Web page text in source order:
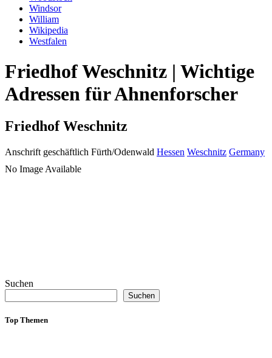
Windsor
William
Wikipedia
Westfalen
Friedhof Weschnitz | Wichtige
Adressen für Ahnenforscher
Friedhof Weschnitz
Anschrift geschäftlich Fürth/Odenwald Hessen Weschnitz Germany
No Image Available
Suchen
Suchen
Top Themen